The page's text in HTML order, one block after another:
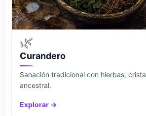
🌿
Curandero
Sanación tradicional con hierbas,
ancestral.
Explorar →